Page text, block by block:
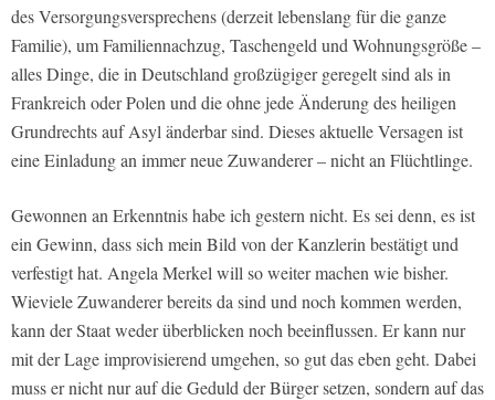
des Versorgungsversprechens (derzeit lebenslang für die ganze
Familie), um Familiennachzug, Taschengeld und Wohnungsgröße –
alles Dinge, die in Deutschland großzügiger geregelt sind als in
Frankreich oder Polen und die ohne jede Änderung des heiligen
Grundrechts auf Asyl änderbar sind. Dieses aktuelle Versagen ist
eine Einladung an immer neue Zuwanderer – nicht an Flüchtlinge.
Gewonnen an Erkenntnis habe ich gestern nicht. Es sei denn, es ist
ein Gewinn, dass sich mein Bild von der Kanzlerin bestätigt und
verfestigt hat. Angela Merkel will so weiter machen wie bisher.
Wieviele Zuwanderer bereits da sind und noch kommen werden,
kann der Staat weder überblicken noch beeinflussen. Er kann nur
mit der Lage improvisierend umgehen, so gut das eben geht. Dabei
muss er nicht nur auf die Geduld der Bürger setzen, sondern auf das